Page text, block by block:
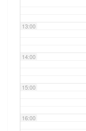
13:00
14:00
15:00
16:00